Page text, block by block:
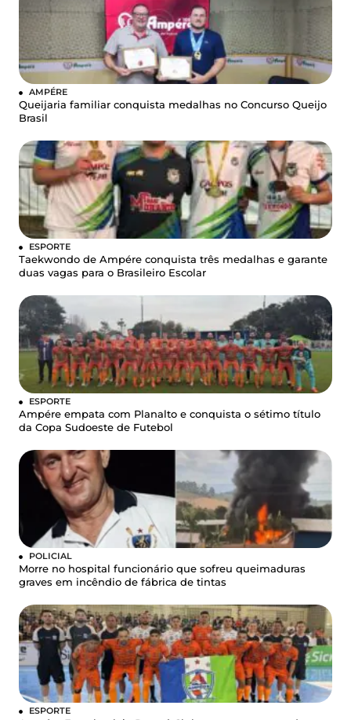
AMPÉRE
Queijaria familiar conquista medalhas no Concurso Queijo
Brasil
ESPORTE
Taekwondo de Ampére conquista três medalhas e garante
duas vagas para o Brasileiro Escolar
ESPORTE
Ampére empata com Planalto e conquista o sétimo título
da Copa Sudoeste de Futebol
POLICIAL
Morre no hospital funcionário que sofreu queimaduras
graves em incêndio de fábrica de tintas
ESPORTE